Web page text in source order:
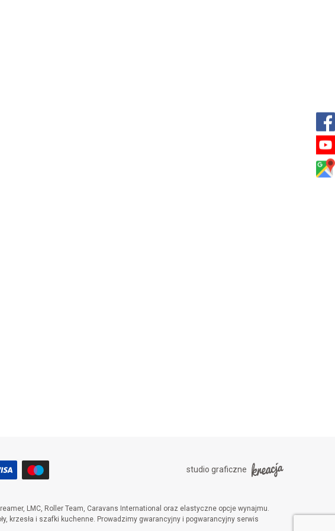
studio graficzne
LMC, Roller Team, Caravans International oraz elastyczne opcje wynajmu.
krzesła i szafki kuchenne. Prowadzimy gwarancyjny i pogwarancyjny serwis